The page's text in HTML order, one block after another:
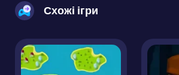
Схожі ігри